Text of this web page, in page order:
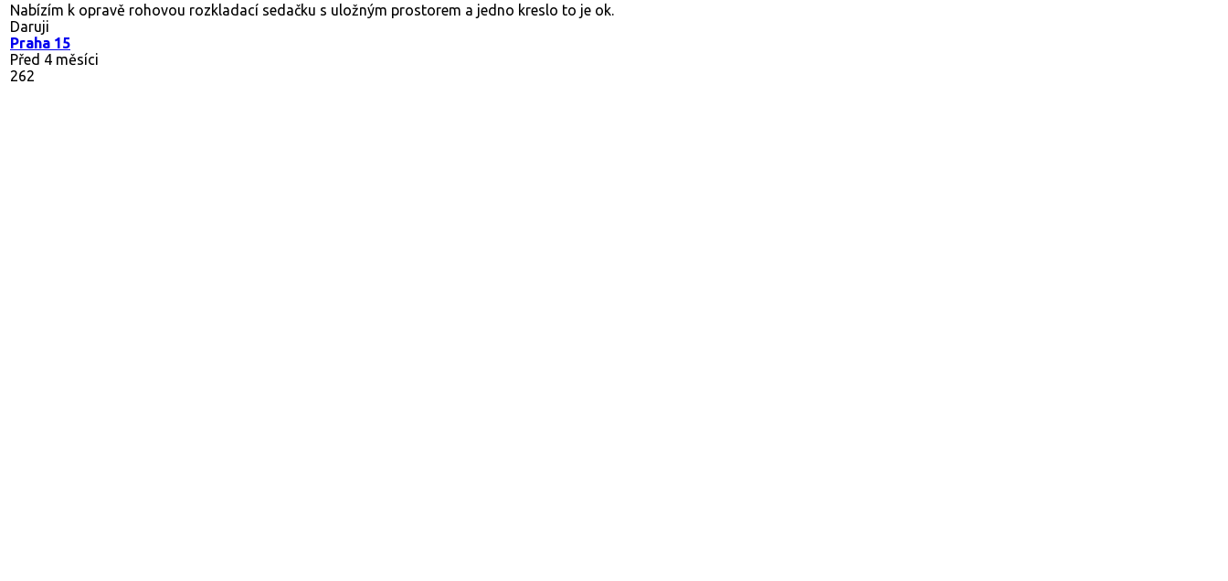
Nabízím k opravě rohovou rozkladací sedačku s uložným prostorem a jedno kreslo to je ok.
Daruji
Praha 15
Před 4 měsíci
262